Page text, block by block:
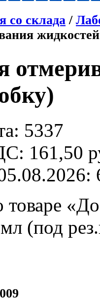
со склада /
: 5337
161,50
(под